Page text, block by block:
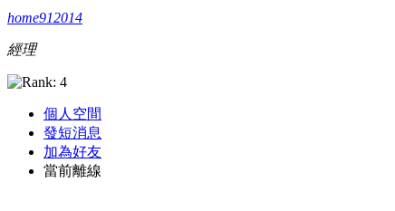
home912014
經理
個人空間
發短消息
加為好友
當前離線